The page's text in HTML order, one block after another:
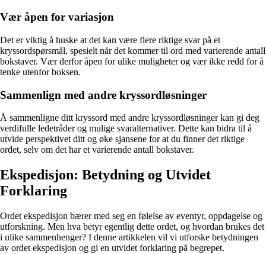
Vær åpen for variasjon
Det er viktig å huske at det kan være flere riktige svar på et
kryssordspørsmål, spesielt når det kommer til ord med varierende antall
bokstaver. Vær derfor åpen for ulike muligheter og vær ikke redd for å
tenke utenfor boksen.
Sammenlign med andre kryssordløsninger
Å sammenligne ditt kryssord med andre kryssordløsninger kan gi deg
verdifulle ledetråder og mulige svaralternativer. Dette kan bidra til å
utvide perspektivet ditt og øke sjansene for at du finner det riktige
ordet, selv om det har et varierende antall bokstaver.
Ekspedisjon: Betydning og Utvidet
Forklaring
Ordet ekspedisjon bærer med seg en følelse av eventyr, oppdagelse og
utforskning. Men hva betyr egentlig dette ordet, og hvordan brukes det
i ulike sammenhenger? I denne artikkelen vil vi utforske betydningen
av ordet ekspedisjon og gi en utvidet forklaring på begrepet.